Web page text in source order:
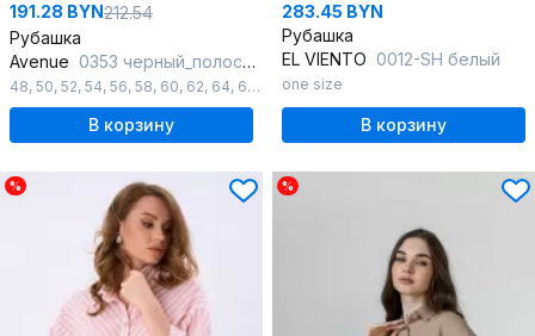
191.28 BYN212.54
Рубашка
Avenue 0353 черный_полоска_черный+белый
48, 50, 52, 54, 56, 58, 60, 62, 64, 66 , ,70 ,72
В корзину
283.45 BYN
Рубашка
EL VIENTO 0012-SH белый
one size
В корзину
% %